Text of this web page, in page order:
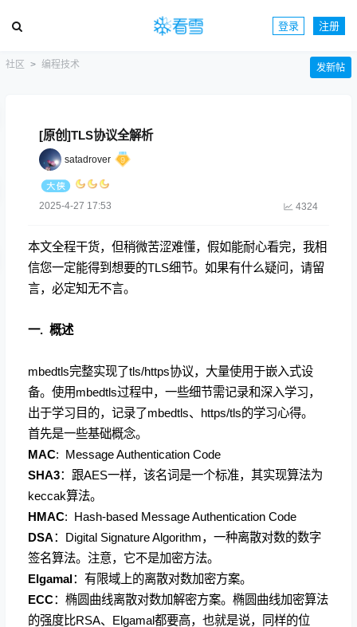
登录 注册
社区 编程技术 发新帖
[原创]TLS协议全解析
satadrover
2025-4-27 17:53 4324
本文全程干货，但稍微苦涩难懂，假如能耐心看完，我相
信您一定能得到想要的TLS细节。如果有什么疑问，请留
言，必定知无不言。
一. 概述
mbedtls完整实现了tls/https协议，大量使用于嵌入式设
备。使用mbedtls过程中，一些细节需记录和深入学习，
出于学习目的，记录了mbedtls、https/tls的学习心得。
首先是一些基础概念。
MAC: Message Authentication Code
SHA3：跟AES一样，该名词是一个标准，其实现算法为
keccak算法。
HMAC: Hash-based Message Authentication Code
DSA：Digital Signature Algorithm，一种离散对数的数字
签名算法。注意，它不是加密方法。
Elgamal：有限域上的离散对数加密方案。
ECC：椭圆曲线离散对数加解密方案。椭圆曲线加密算法
的强度比RSA、Elgamal都要高，也就是说，同样的位